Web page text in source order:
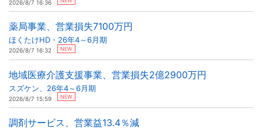
2026/8/7 16:36
薬局事業、営業損失7100万円
ほくたけHD・26年4～6月期
2026/8/7 16:32 NEW
地域医療介護支援事業、営業損失2億2900万円
スズケン、26年4～6月期
2026/8/7 15:59 NEW
調剤サービス、営業益13.4％減